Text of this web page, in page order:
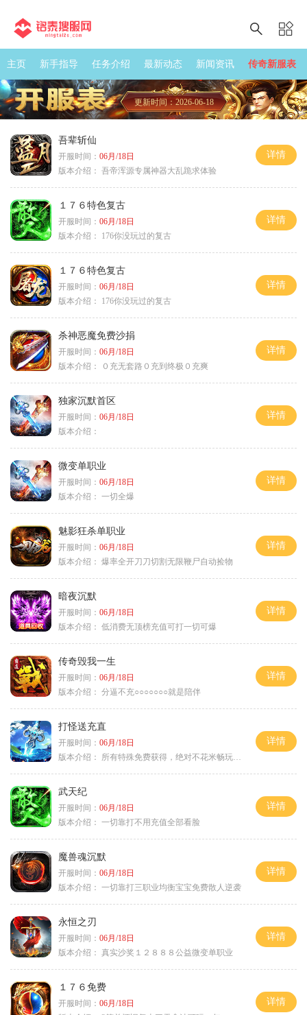
主页 新手指导 任务介绍 最新动态 新闻资讯 传奇新服表
更新时间：2026-06-18
吾辈斩仙
开服时间： 06月/18日
版本介绍： 吾帝浑源专属神器大乱跪求体验
详情
１７６特色复古
开服时间： 06月/18日
版本介绍：
176你没玩过的复古
详情
１７６特色复古
开服时间： 06月/18日
版本介绍：
176你没玩过的复古
详情
杀神恶魔免费沙捐
开服时间： 06月/18日
版本介绍：
０充无套路０充到终极０充爽
详情
独家沉默首区
开服时间： 06月/18日
版本介绍：
详情
微变单职业
开服时间： 06月/18日
版本介绍： 一切全爆
详情
魅影狂杀单职业
开服时间： 06月/18日
版本介绍： 爆率全开刀刀切割无限鞭尸自动捡物
详情
暗夜沉默
开服时间： 06月/18日
版本介绍： 低消费无顶榜充值可打一切可爆
详情
传奇毁我一生
开服时间： 06月/18日
版本介绍： 分逼不充○○○○○○○就是陪伴
详情
打怪送充直
开服时间： 06月/18日
版本介绍：
所有特殊免费获得，绝对不花米畅玩所有地图
详情
武天纪
开服时间： 06月/18日
版本介绍： 一切靠打不用充值全部看脸
详情
魔兽魂沉默
开服时间： 06月/18日
版本介绍： 一切靠打三职业均衡宝宝免费散人逆袭
详情
永恒之刃
开服时间： 06月/18日
版本介绍： 真实沙奖１２８８８公益微变单职业
详情
１７６免费
开服时间： 06月/18日
详情